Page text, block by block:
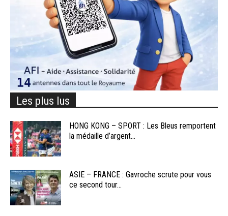
Les plus lus
HONG KONG – SPORT : Les Bleus remportent
la médaille d’argent...
ASIE – FRANCE : Gavroche scrute pour vous
ce second tour...